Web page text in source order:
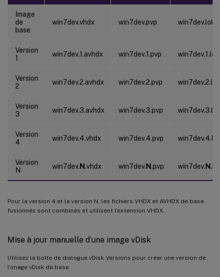
Image
de
base
win7dev.vhdx win7dev.pvp win7dev.lok
Version
1
win7dev.1.avhdx win7dev.1.pvp win7dev.1.lok
Version
2
win7dev.2.avhdx win7dev.2.pvp win7dev.2.lok
Version
3
win7dev.3.avhdx win7dev.3.pvp
Version
4
win7dev.4.vhdx win7dev.4.pvp
Version
N
win7dev.N.vhdx win7dev.N.pvp win7dev.N
Pour la version 4 et la version N, les fichiers VHDX et AVHDX de base
fusionnés sont combinés et utilisent l’extension VHDX.
Mise à jour manuelle d’une image vDisk
Utilisez la boîte de dialogue vDisk Versions pour créer une version de
l’image vDisk de base.